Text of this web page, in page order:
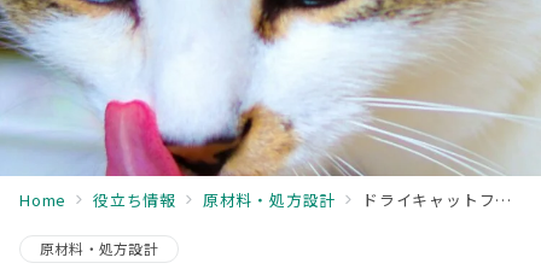
Home 役立ち情報 原材料・処方設計 ドライキャットフードの嗜好性をグンと上げる方法
原材料・処方設計